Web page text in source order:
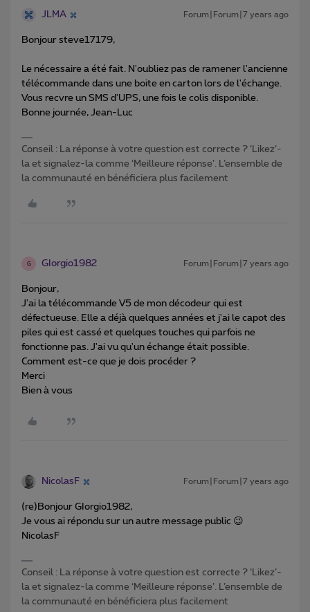
JLMA Forum|Forum|7 years ago
Bonjour steve17179,
Le nécessaire a été fait. N'oubliez pas de ramener l'ancienne
télécommande dans une boite en carton lors de l'échange.
Vous recvre un SMS d'UPS, une fois le colis disponible.
Bonne journée, Jean-Luc
Conseil : La réponse à votre question est correcte ? ‘Likez’-
la et signalez-la comme ‘Meilleure réponse’. L’ensemble de
la communauté en bénéficiera plus facilement
G GIorgio1982 Forum|Forum|7 years ago
Bonjour,
J'ai la télécommande V5 de mon décodeur qui est
défectueuse. Elle a déjà quelques années et j'ai le capot des
piles qui est cassé et quelques touches qui parfois ne
fonctionne pas. J'ai vu qu'un échange était possible.
Comment est-ce que je dois procéder ?
Merci
Bien à vous
NicolasF Forum|Forum|7 years ago
(re)Bonjour GIorgio1982,
Je vous ai répondu sur un autre message public 😉
NicolasF
Conseil : La réponse à votre question est correcte ? ‘Likez’-
la et signalez-la comme ‘Meilleure réponse’. L’ensemble de
la communauté en bénéficiera plus facilement